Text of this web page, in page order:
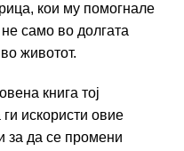
кои му помогнале
само во долгата
животот.
книга тој
искористи овие
за да се промени